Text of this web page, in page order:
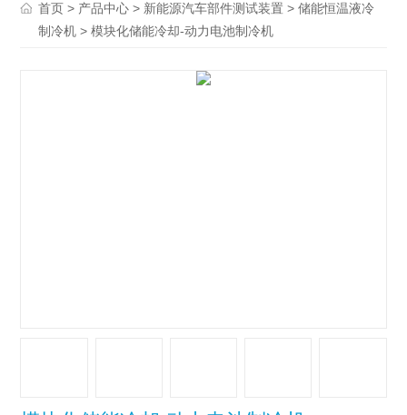
首页 > 产品中心 > 新能源汽车部件测试装置 >储能恒温液冷
制冷机 > 模块化储能冷却-动力电池制冷机